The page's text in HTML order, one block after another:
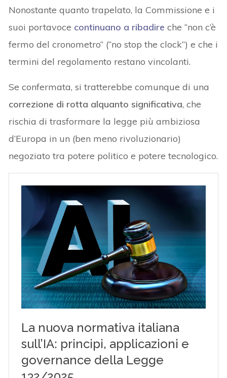
Nonostante quanto trapelato, la Commissione e i
suoi portavoce continuano a ribadire che “non c’è
fermo del cronometro” (“no stop the clock”) e che i
termini del regolamento restano vincolanti.
Se confermata, si tratterebbe comunque di una
correzione di rotta alquanto significativa, che
rischia di trasformare la legge più ambiziosa
d’Europa in un (ben meno rivoluzionario)
negoziato tra potere politico e potere tecnologico.